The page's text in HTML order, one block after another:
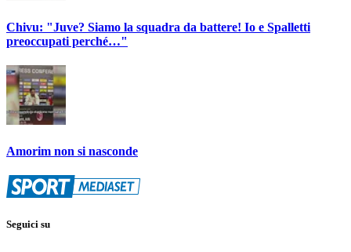
Chivu: "Juve? Siamo la squadra da battere! Io e Spalletti
preoccupati perché…"
Amorim non si nasconde
Seguici su